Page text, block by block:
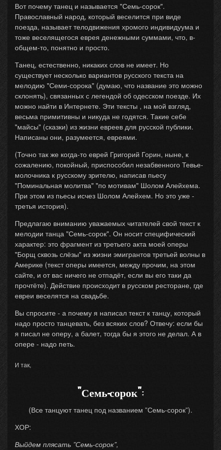
Вот почему танец и называется "Семь-сорок".
Православный народ, который веселится при виде
поезда, называет телодвижения хромого индивидуума и
тоже веселящегося еврея денежными суммами, что, в-
общем-то, понятно и просто.
Танец, естественно, никаких слов не имеет. Но
существует несколько вариантов русского текста на
мелодию "Семи-сорока" (думаю, что название это можно
склонять), связанных с легендой об одесском поезде. Их
можно найти в Интернете. Эти тексты , на мой взгляд,
весьма примитивны и никуда не годятся. Такие себе
"майсы" (сказки) из жизни евреев для русской публики.
Написаны они, разумеется, евреями.
(Точно так же когда-то еврей Григорий Горин, ныне, к
сожалению, покойный, приспособил незабвенного Тевье-
молочника к русскому зрителю, написав пьесу
"Поминальная молитва" "по мотивам" Шолом Алейхема.
При этом из пьесы исчез Шолом Алейхем. Но это уже -
третья история).
Предлагаю вниманию уважаемых читателей свой текст к
мелодии танца "Семь-сорок". Он носит специфический
характер: это фрагмент из третьего акта моей оперы
"Борщ сквозь слёзы" из жизни эмигрантов третьей волны в
Америке (текст оперы имеется, между прочим, на этом
сайте, и от вас ничего не отпадёт, если вы его таки да
прочтёте). Действие происходит в русском ресторане, где
евреи веселятся на свадьбе.
Вы спросите - а почему я написал текст к танцу, который
надо просто танцевать, без всяких слов? Отвечу: если бы
я писал не оперу, а балет, тогда бы я этого не делал. А в
опере - надо петь.
И так,
"Семь-сорок":
(Все танцуют танец под названием ”Семь-сорок”).
ХОР:
Выйдем плясать ”Семь-сорок”,